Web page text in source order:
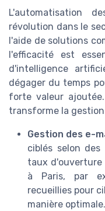
L'automatisation
révolution dans le
l'aide de solutions
l'efficacité est
d'intelligence
dégager du temps
forte valeur
transforme la
Gestion des e-
ciblés selon des
taux d'ouverture
à Paris, par
recueillies pour
manière optimale.